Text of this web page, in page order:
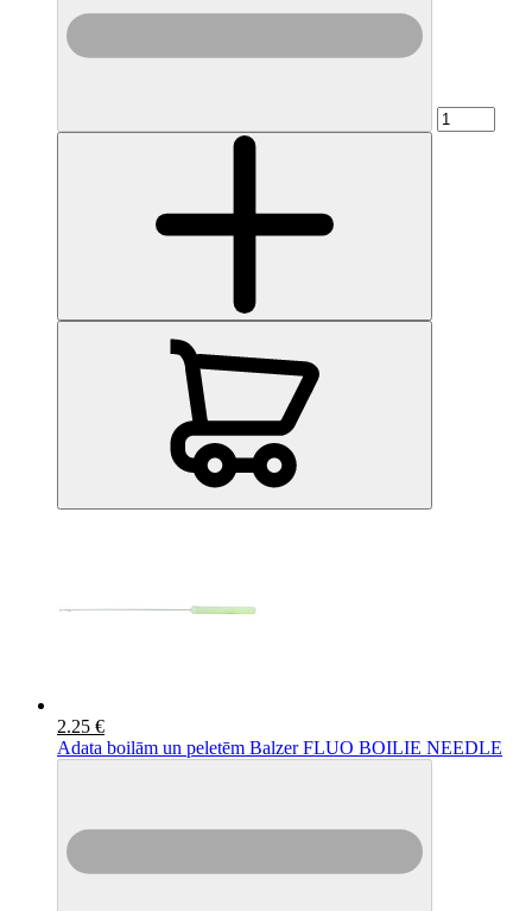
2.25 €
Adata boilām un peletēm Balzer FLUO BOILIE NEEDLE